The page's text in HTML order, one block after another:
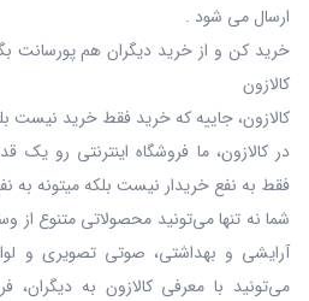
ارسال می شود .
خرید کن و از خرید دیگران هم پورسانت
کالازون
کالازون، جاییه که خرید فقط خرید نیست
در کالازون، ما فروشگاه اینترنتی رو یک
فقط به نفع خریدار نیست بلکه میتونه به
شما نه‌ تنها می‌تونید محصولاتی متنوع از
آرایشی و بهداشتی، صوتی تصویری و
می‌تونید با معرفی کالازون به